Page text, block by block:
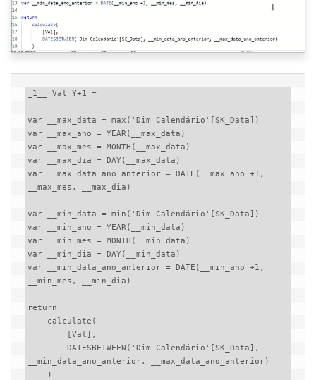
_1__ Val Y+1 =
var __max_data = max('Dim Calendário'[SK_Data])
var __max_ano = YEAR(__max_data)
var __max_mes = MONTH(__max_data)
var __max_dia = DAY(__max_data)
var __max_data_ano_anterior = DATE(__max_ano +1,
__max_mes, __max_dia)
var __min_data = min('Dim Calendário'[SK_Data])
var __min_ano = YEAR(__min_data)
var __min_mes = MONTH(__min_data)
var __min_dia = DAY(__min_data)
var __min_data_ano_anterior = DATE(__min_ano +1,
__min_mes, __min_dia)
return
__min_data_ano_anterior, __max_data_ano_anterior)
    )